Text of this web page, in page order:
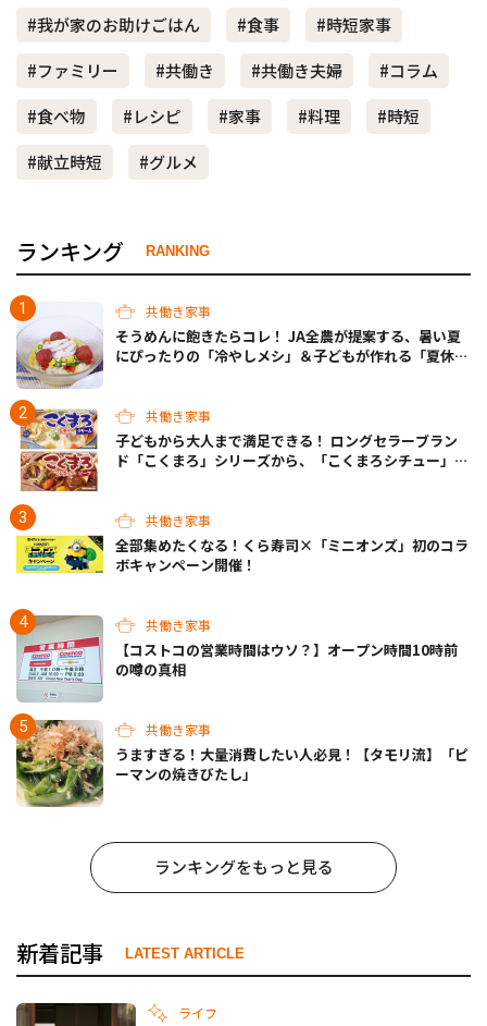
#我が家のお助けごはん #食事
#時短家事
#ファミリー
#共働き #共働き夫婦
#コラム
#食べ物
#レシピ #家事 #料理
#時短
#献立時短
#グルメ
ランキング RANKING
共働き家事
そうめんに飽きたらコレ！ JA全農が提案する、暑い夏
にぴったりの「冷やしメシ」＆子どもが作れる「夏休み
共働き家事
子どもから大人まで満足できる！ ロングセラーブラン
ド「こくまろ」シリーズから、「こくまろシチュー」＜
共働き家事
全部集めたくなる！くら寿司×「ミニオンズ」初のコラ
ボキャンペーン開催！
共働き家事
【コストコの営業時間はウソ？】オープン時間10時前
の噂の真相
共働き家事
うますぎる！大量消費したい人必見！【タモリ流】「ピ
ーマンの焼きびたし」
ランキングをもっと見る
新着記事 LATEST ARTICLE
ライフ